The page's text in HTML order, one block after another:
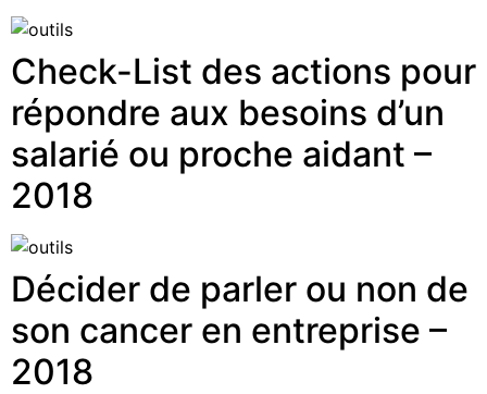
Check-List des actions pour
répondre aux besoins d’un
salarié ou proche aidant –
2018
Décider de parler ou non de
son cancer en entreprise –
2018